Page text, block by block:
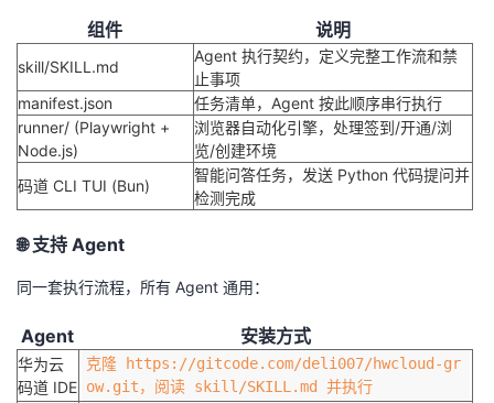
我
的
课
程
我
的
认
证
我
的
实
我
的
藏
的
技
术
持
我
的
云
建
组件 说明
skill/SKILL.md
Agent 执行契约，定义完整工作流和禁
止事项
manifest.json
任务清单，Agent 按此顺序串行执行
runner/ (Playwright +
Node.js)
浏览器自动化引擎，处理签到/开通/浏
览/创建环境
码道 CLI TUI (Bun)
智能问答任务，发送 Python 代码提问并
检测完成
🌐 支持 Agent
同一套执行流程，所有 Agent 通用：
Agent 安装方式
华为云
码道 IDE
克隆 https://gitcode.com/deli007/hwcloud-gr
ow.git，阅读 skill/SKILL.md 并执行